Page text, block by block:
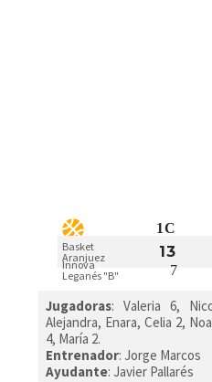
1C
Basket
Aranjuez
13
Innova
Leganés "B"
7
Jugadoras: Valeria 6,
Alejandra, Enara, Celia 2,
4, María 2.
Entrenador: Jorge Marcos
Ayudante: Javier Pallarés